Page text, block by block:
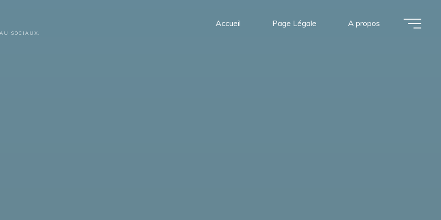
SOCIAUX.
Accueil Page Légale A propos